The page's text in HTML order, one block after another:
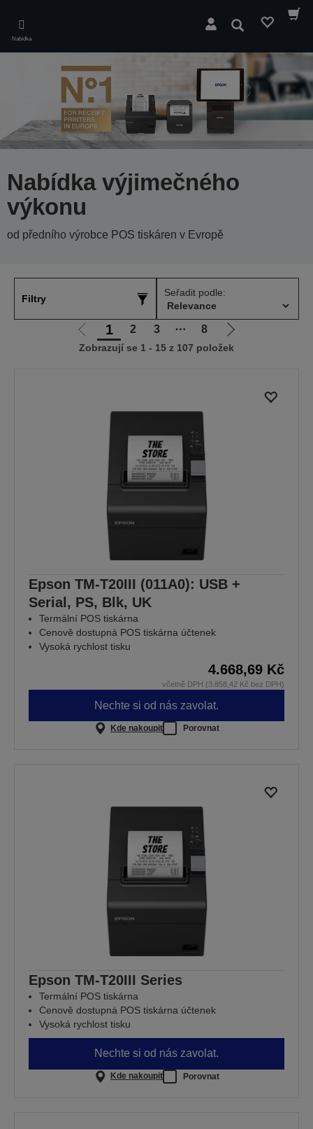
main
content
Nabídka
Hledat
Nabídka výjimečného
výkonu
od předního výrobce POS tiskáren v Evropě
Filtry
Seřadit podle:
Jít
na
1 2 3 ⋯ 8
Jít
na
Zobrazují se 1 - 15 z 107 položek
Epson TM-T20III (011A0): USB +
Serial, PS, Blk, UK
Termální POS tiskárna
Cenově dostupná POS tiskárna účtenek
Vysoká rychlost tisku
4.668,69 Kč
včetně DPH (3.858,42 Kč bez DPH)
Nechte si od nás zavolat.
Kde nakoupit Porovnat
Epson TM-T20III Series
Termální POS tiskárna
Cenově dostupná POS tiskárna účtenek
Vysoká rychlost tisku
Nechte si od nás zavolat.
Kde nakoupit Porovnat